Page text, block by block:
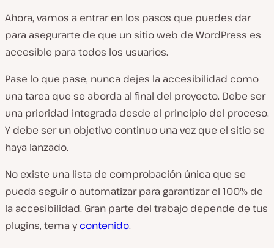
Ahora, vamos a entrar en los pasos que puedes dar
para asegurarte de que un sitio web de WordPress es
accesible para todos los usuarios.
Pase lo que pase, nunca dejes la accesibilidad como
una tarea que se aborda al final del proyecto. Debe ser
una prioridad integrada desde el principio del proceso.
Y debe ser un objetivo continuo una vez que el sitio se
haya lanzado.
No existe una lista de comprobación única que se
pueda seguir o automatizar para garantizar el 100% de
la accesibilidad. Gran parte del trabajo depende de tus
plugins, tema ycontenido.